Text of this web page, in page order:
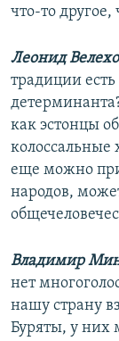
что-то другое,
Леонид
традиции
как эстонцы
еще можно
народов,
Владимир
нет
нашу страну
Буряты, у них